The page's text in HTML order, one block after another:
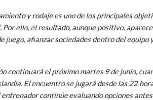
y rodaje es uno de los principales
ello, el resultado, aunque positivo,
juego, afianzar sociedades dentro del
continuará el próximo martes 9 de junio,
El encuentro se jugará desde las 22
continúe evaluando opciones